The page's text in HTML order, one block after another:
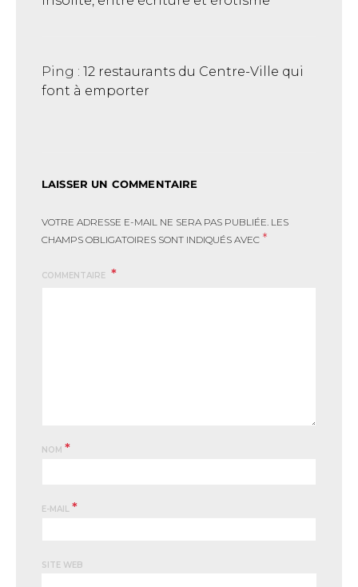
Ping : 12 restaurants du Centre-Ville qui
font à emporter
LAISSER UN COMMENTAIRE
VOTRE ADRESSE E-MAIL NE SERA PAS PUBLIÉE. LES
CHAMPS OBLIGATOIRES SONT INDIQUÉS AVEC *
COMMENTAIRE
NOM *
E-MAIL *
SITE WEB